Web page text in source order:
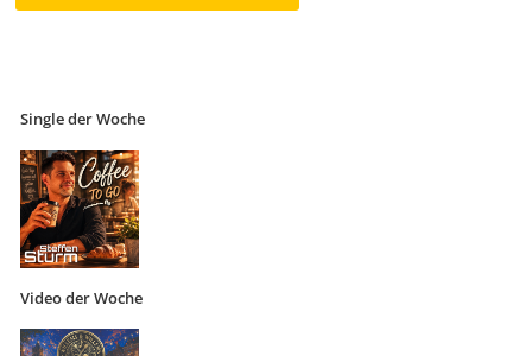
Single der Woche
Video der Woche